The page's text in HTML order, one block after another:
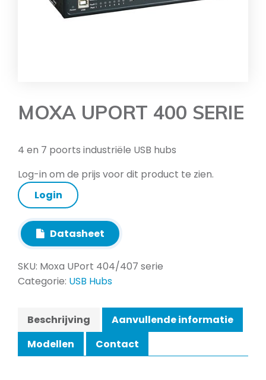
MOXA UPORT 400 SERIE
4 en 7 poorts industriële USB hubs
Log-in om de prijs voor dit product te zien.
Login
Datasheet
SKU: Moxa UPort 404/407 serie
Categorie: USB Hubs
Beschrijving
Aanvullende informatie
Modellen
Contact